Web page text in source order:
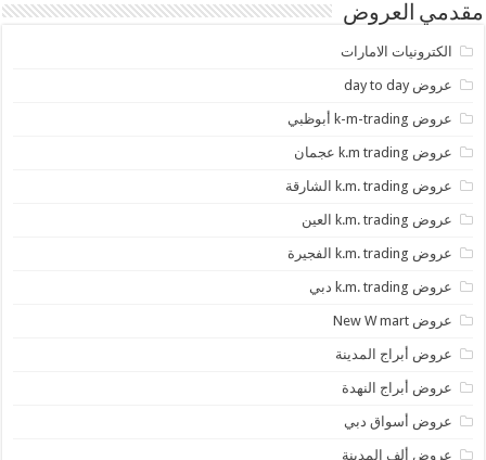
مقدمي العروض
الكترونيات الامارات
عروض day to day
عروض k-m-trading أبوظبي
عروض k.m trading عجمان
عروض k.m. trading الشارقة
عروض k.m. trading العين
عروض k.m. trading الفجيرة
عروض k.m. trading دبي
عروض New W mart
عروض أبراج المدينة
عروض أبراج النهدة
عروض أسواق دبي
عروض ألف المدينة